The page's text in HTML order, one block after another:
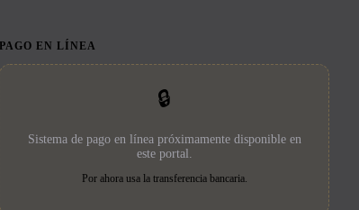
PAGO EN LÍNEA
🔒
Sistema de pago en línea próximamente disponible en
este portal.
Por ahora usa la transferencia bancaria.